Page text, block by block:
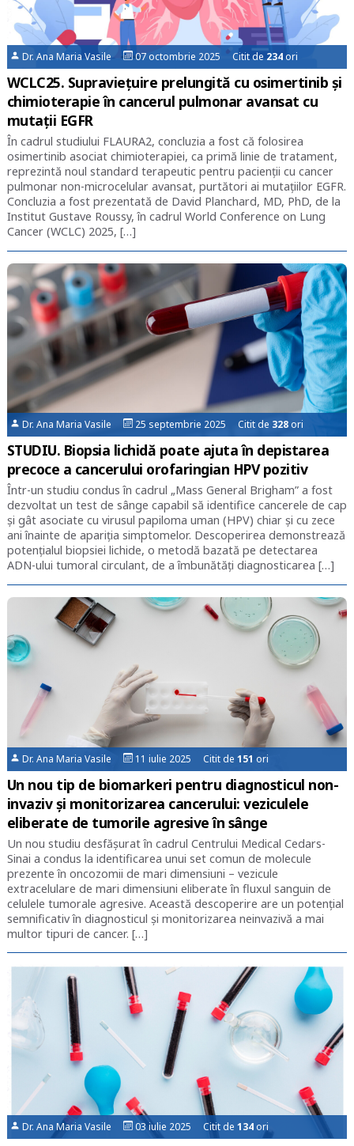
Dr. Ana Maria Vasile 07 octombrie 2025 Citit de 234ori
WCLC25. Supraviețuire prelungită cu osimertinib și
chimioterapie în cancerul pulmonar avansat cu
mutații EGFR
În cadrul studiului FLAURA2, concluzia a fost că folosirea
osimertinib asociat chimioterapiei, ca primă linie de tratament,
reprezintă noul standard terapeutic pentru pacienții cu cancer
pulmonar non-microcelular avansat, purtători ai mutațiilor EGFR.
Concluzia a fost prezentată de David Planchard, MD, PhD, de la
Institut Gustave Roussy, în cadrul World Conference on Lung
Cancer (WCLC) 2025, […]
Dr. Ana Maria Vasile 25 septembrie 2025 Citit de 328ori
STUDIU. Biopsia lichidă poate ajuta în depistarea
precoce a cancerului orofaringian HPV pozitiv
Într-un studiu condus în cadrul „Mass General Brigham” a fost
dezvoltat un test de sânge capabil să identifice cancerele de cap
și gât asociate cu virusul papiloma uman (HPV) chiar și cu zece
ani înainte de apariția simptomelor. Descoperirea demonstrează
potențialul biopsiei lichide, o metodă bazată pe detectarea
ADN-ului tumoral circulant, de a îmbunătăți diagnosticarea […]
Dr. Ana Maria Vasile 11 iulie 2025 Citit de151 ori
Un nou tip de biomarkeri pentru diagnosticul non-
invaziv și monitorizarea cancerului: veziculele
eliberate de tumorile agresive în sânge
Un nou studiu desfășurat în cadrul Centrului Medical Cedars-
Sinai a condus la identificarea unui set comun de molecule
prezente în oncozomii de mari dimensiuni – vezicule
extracelulare de mari dimensiuni eliberate în fluxul sanguin de
celulele tumorale agresive. Această descoperire are un potențial
semnificativ în diagnosticul și monitorizarea neinvazivă a mai
multor tipuri de cancer. […]
Dr. Ana Maria Vasile 03 iulie 2025 Citit de134 ori